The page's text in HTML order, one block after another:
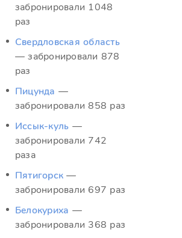
забронировали 1048
раз
Свердловская область
— забронировали 878
раз
Пицунда —
забронировали 858 раз
Иссык-куль —
забронировали 742
раза
Пятигорск —
забронировали 697 раз
Белокуриха —
забронировали 368 раз